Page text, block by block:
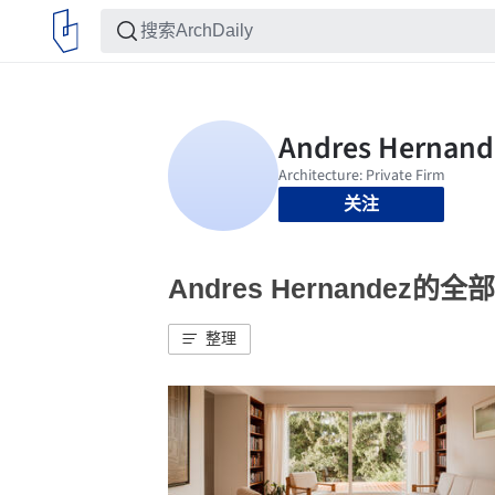
关注
Andres Hernandez的全
整理